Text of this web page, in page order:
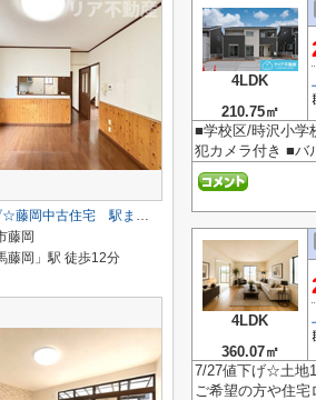
4LDK
210.75㎡
■学校区/時沢小学
犯カメラ付き ■バ
4LDK
360.07㎡
7/27値下げ☆土地
ご希望の方や住宅
7/28値下げ☆藤岡中古住宅 駅まで12分、駐車2台！
藤岡
藤岡」駅 徒歩12分